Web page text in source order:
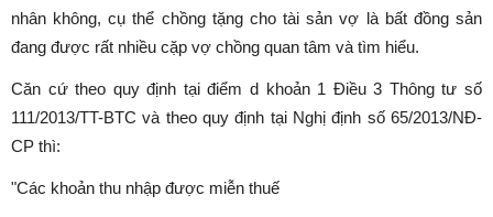
nhân không, cụ thể chồng tặng cho tài sản vợ là bất đồng sản
đang được rất nhiều cặp vợ chồng quan tâm và tìm hiểu.
Căn cứ theo quy định tại điểm d khoản 1 Điều 3 Thông tư số
111/2013/TT-BTC và theo quy định tại Nghị định số 65/2013/NĐ-
CP thì:
"Các khoản thu nhập được miễn thuế